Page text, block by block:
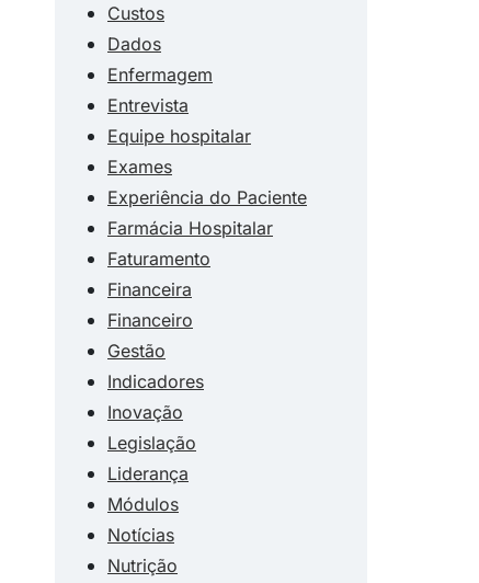
Custos
Dados
Enfermagem
Entrevista
Equipe hospitalar
Exames
Experiência do Paciente
Farmácia Hospitalar
Faturamento
Financeira
Financeiro
Gestão
Indicadores
Inovação
Legislação
Liderança
Módulos
Notícias
Nutrição